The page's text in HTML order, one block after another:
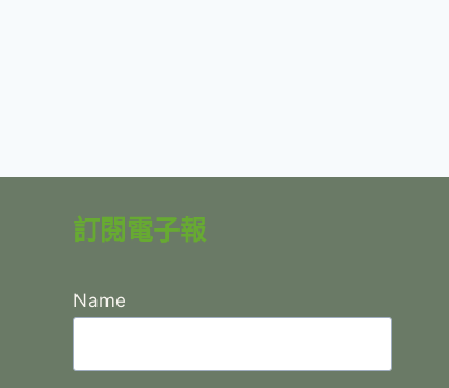
訂閱電子報
Name